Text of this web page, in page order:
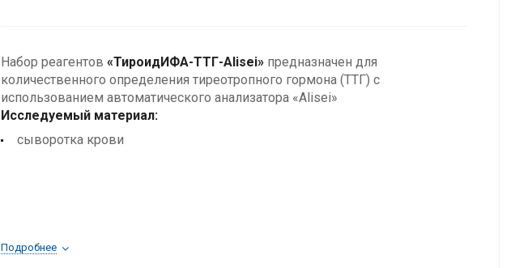
Набор реагентов «ТироидИФА-ТТГ-Alisei» предназначен для
количественного определения тиреотропного гормона (ТТГ) с
использованием автоматического анализатора «Alisei»
Исследуемый материал:
сыворотка крови
Подробнее